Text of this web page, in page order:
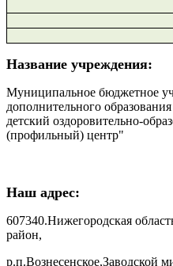
Название учреждения:
Муниципальное бюджетное
дополнительного
детский оздоровительно-
(профильный) центр"
Наш адрес:
607340.Нижегородская
район,
р.п.Вознесенское,Заводской